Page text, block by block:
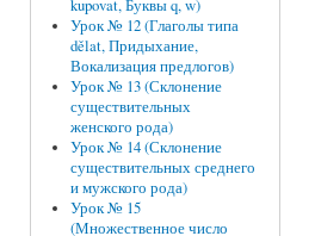
kupovat, Буквы q, w)
Урок № 12 (Глаголы типа
dělat, Придыхание,
Вокализация предлогов)
Урок № 13 (Склонение
существительных
женского рода)
Урок № 14 (Склонение
существительных среднего
и мужского рода)
Урок № 15
(Множественное число